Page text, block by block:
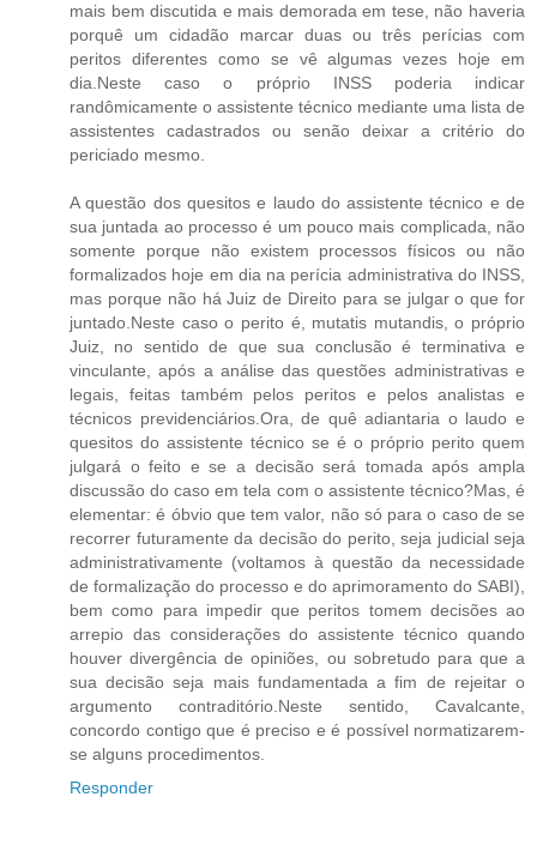
mais bem discutida e mais demorada em tese, não haveria
porquê um cidadão marcar duas ou três perícias com
peritos diferentes como se vê algumas vezes hoje em
dia.Neste caso o próprio INSS poderia indicar
randômicamente o assistente técnico mediante uma lista de
assistentes cadastrados ou senão deixar a critério do
periciado mesmo.
A questão dos quesitos e laudo do assistente técnico e de
sua juntada ao processo é um pouco mais complicada, não
somente porque não existem processos físicos ou não
formalizados hoje em dia na perícia administrativa do INSS,
mas porque não há Juiz de Direito para se julgar o que for
juntado.Neste caso o perito é, mutatis mutandis, o próprio
Juiz, no sentido de que sua conclusão é terminativa e
vinculante, após a análise das questões administrativas e
legais, feitas também pelos peritos e pelos analistas e
técnicos previdenciários.Ora, de quê adiantaria o laudo e
quesitos do assistente técnico se é o próprio perito quem
julgará o feito e se a decisão será tomada após ampla
discussão do caso em tela com o assistente técnico?Mas, é
elementar: é óbvio que tem valor, não só para o caso de se
recorrer futuramente da decisão do perito, seja judicial seja
administrativamente (voltamos à questão da necessidade
de formalização do processo e do aprimoramento do SABI),
bem como para impedir que peritos tomem decisões ao
arrepio das considerações do assistente técnico quando
houver divergência de opiniões, ou sobretudo para que a
sua decisão seja mais fundamentada a fim de rejeitar o
argumento contraditório.Neste sentido, Cavalcante,
concordo contigo que é preciso e é possível normatizarem-
se alguns procedimentos.
Responder